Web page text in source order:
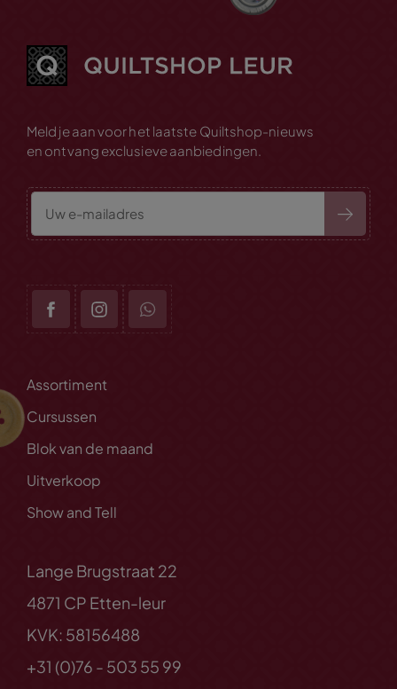
Meld je aan voor het laatste Quiltshop-nieuws
en ontvang exclusieve aanbiedingen.
Assortiment
Cursussen
Blok van de maand
Uitverkoop
Show and Tell
Lange Brugstraat 22
4871 CP Etten-leur
KVK: 58156488
+31 (0)76 - 503 55 99